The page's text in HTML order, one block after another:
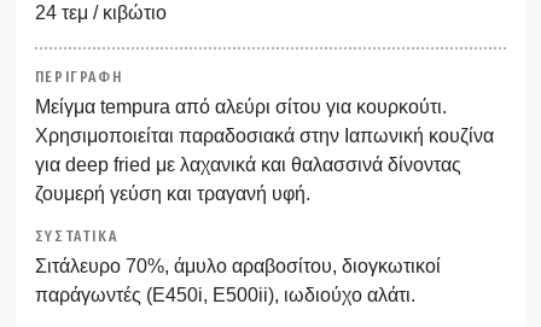
24 τεμ / κιβώτιο
ΠΕΡΙΓΡΑΦΗ
Μείγμα tempura από αλεύρι σίτου για κουρκούτι.
Χρησιμοποιείται παραδοσιακά στην Ιαπωνική κουζίνα
για deep fried με λαχανικά και θαλασσινά δίνοντας
ζουμερή γεύση και τραγανή υφή.
ΣΥΣΤΑΤΙΚΑ
Σιτάλευρο 70%, άμυλο αραβοσίτου, διογκωτικοί
παράγωντές (Ε450i, E500ii), ιωδιούχο αλάτι.